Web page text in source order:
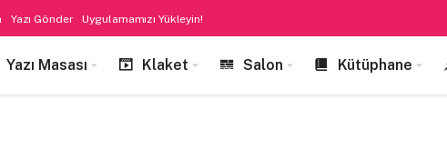
Yazı Gönder Uygulamamızı Yükleyin!
Yazı Masası Klaket Salon Kütüphane